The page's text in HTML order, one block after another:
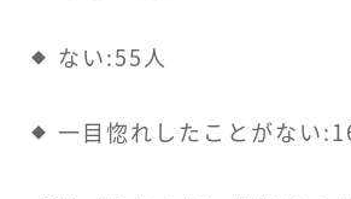
ない:55人
一目惚れしたことがない